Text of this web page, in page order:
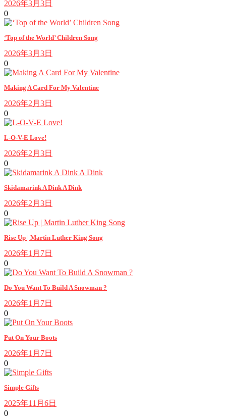
2026年3月3日
0
‘Top of the World’ Children Song
2026年3月3日
0
Making A Card For My Valentine
2026年2月3日
0
L-O-V-E Love!
2026年2月3日
0
Skidamarink A Dink A Dink
2026年2月3日
0
Rise Up | Martin Luther King Song
2026年1月7日
0
Do You Want To Build A Snowman ?
2026年1月7日
0
Put On Your Boots
2026年1月7日
0
Simple Gifts
2025年11月6日
0